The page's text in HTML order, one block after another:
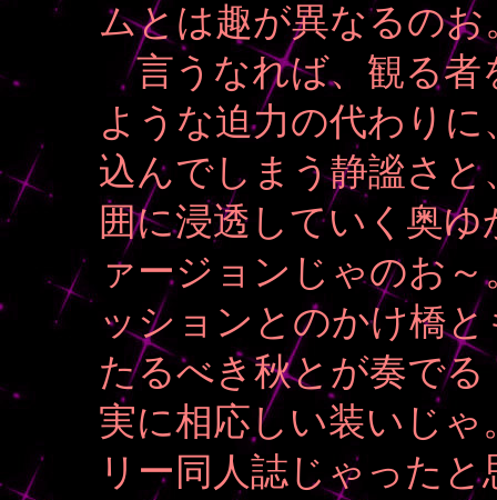
ムとは趣が異なるのお
言うなれば、観る者
ような迫力の代わり
込んでしまう静謐さ
囲に浸透していく奥
ァージョンじゃのお
ッションとのかけ橋
たるべき秋とが奏で
実に相応しい装いじ
リー同人誌じゃった